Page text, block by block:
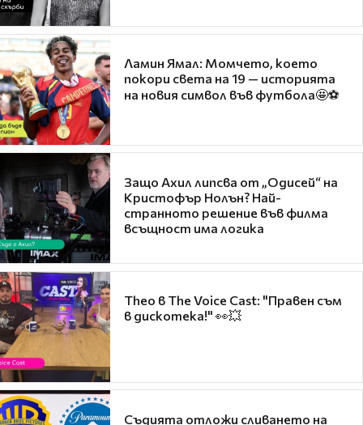
Ламин Ямал: Момчето, което
покори света на 19 — историята
на новия символ във футбола🤩⚽
Защо Ахил липсва от „Одисей“ на
Кристофър Нолън? Най-
странното решение във филма
всъщност има логика
Theo в The Voice Cast: "Правен съм
в дискотека!" 👀💥
Съдията отложи сливането на